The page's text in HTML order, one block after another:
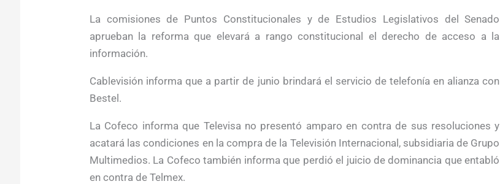
La comisiones de Puntos Constitucionales y de Estudios Legislativos del Senado
aprueban la reforma que elevará a rango constitucional el derecho de acceso a la
información.
Cablevisión informa que a partir de junio brindará el servicio de telefonía en alianza con
Bestel.
La Cofeco informa que Televisa no presentó amparo en contra de sus resoluciones y
acatará las condiciones en la compra de la Televisión Internacional, subsidiaria de Grupo
Multimedios. La Cofeco también informa que perdió el juicio de dominancia que entabló
en contra de Telmex.